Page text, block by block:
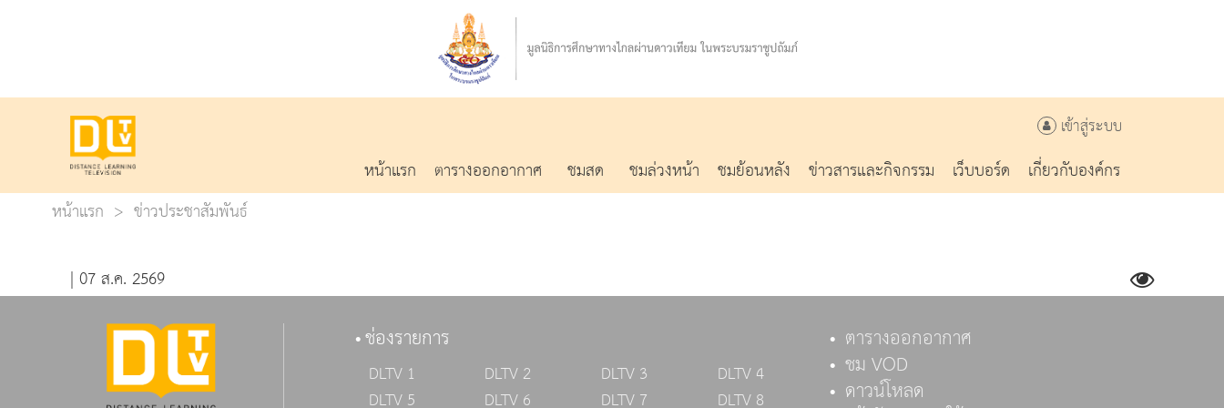
เข้าสู่ระบบ
หน้าแรก ตารางออกอากาศ ชมสด ชมล่วงหน้า ชมย้อนหลัง ข่าวสารและกิจกรรม เว็บบอร์ด
เกี่ยวกับองค์กร
หน้าแรก
ข่าวประชาสัมพันธ์
| 07 ส.ค. 2569
ช่องรายการ
DLTV 1 DLTV 2 DLTV 3
DLTV 4
DLTV 5
DLTV 6 DLTV 7
DLTV 8
ตารางออกอากาศ
ชม VOD
ดาวน์โหลด